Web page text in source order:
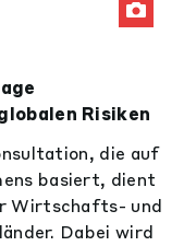
Risiken
die auf
basiert, dient
Wirtschafts- und
Dabei wird